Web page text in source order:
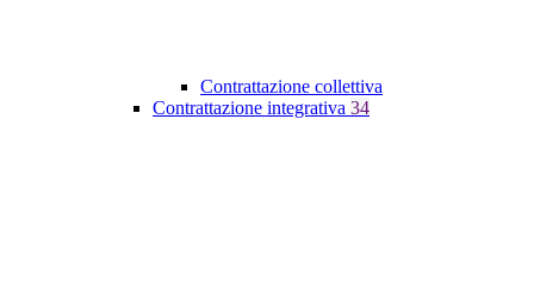
Contrattazione collettiva
Contrattazione integrativa 34